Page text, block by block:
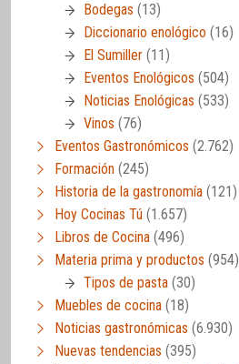
Bodegas (13)
Diccionario enológico (16)
El Sumiller (11)
Eventos Enológicos (504)
Noticias Enológicas (533)
Vinos (76)
Eventos Gastronómicos (2.762)
Formación (245)
Historia de la gastronomía (121)
Hoy Cocinas Tú (1.657)
Libros de Cocina (496)
Materia prima y productos (954)
Tipos de pasta (30)
Muebles de cocina (18)
Noticias gastronómicas (6.930)
Nuevas tendencias (395)